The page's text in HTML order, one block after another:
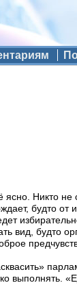
Никто не
будто от
вид, будто
выполнять.